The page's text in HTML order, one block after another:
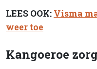
LEES OOK: Visma
weer toe
Kangoeroe